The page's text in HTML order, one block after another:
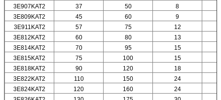
3E907KAT2
37 50
8
3E809KAT2
45 60
9
3E911KAT2
57 75
12
3E812KAT2
60 80
13
3E814KAT2
70 95
15
3E815KAT2
75 100
15
3E818KAT2
90 120
18
3E822KAT2
110 150
24
3E824KAT2
120 160
24